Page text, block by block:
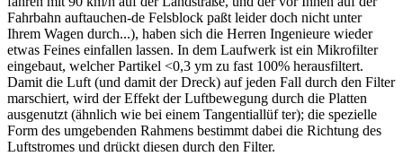
Fahrbahn auftauchen-de Felsblock paßt leider doch nicht unter
Ihrem Wagen durch...), haben sich die Herren Ingenieure wieder
etwas Feines einfallen lassen. In dem Laufwerk ist ein Mikrofilter
eingebaut, welcher Partikel <0,3 ym zu fast 100% herausfiltert.
Damit die Luft (und damit der Dreck) auf jeden Fall durch den Filter
marschiert, wird der Effekt der Luftbewegung durch die Platten
ausgenutzt (ähnlich wie bei einem Tangentiallüf ter); die spezielle
Form des umgebenden Rahmens bestimmt dabei die Richtung des
Luftstromes und drückt diesen durch den Filter.